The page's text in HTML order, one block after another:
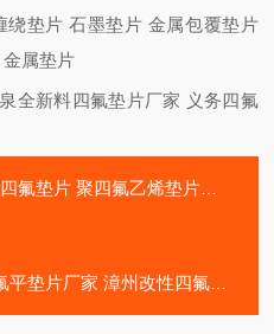
垫片 石墨垫片 金属包覆垫片
属垫片
全新料四氟垫片厂家 义务四氟
垫片 聚四氟乙烯垫片批发
片厂家 漳州改性四氟垫片规格